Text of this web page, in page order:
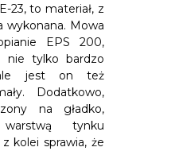
23, to materiał, z
wykonana. Mowa
EPS 200,
nie tylko bardzo
ale jest on też
Dodatkowo,
na gładko,
tynku
kolei sprawia, że